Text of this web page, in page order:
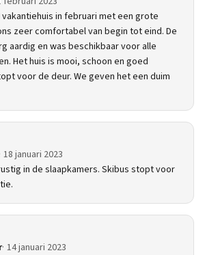
in februari met een grote
zeer comfortabel van begin tot eind. De
aardig en was beschikbaar voor alle
Het huis is mooi, schoon en goed
voor de deur. We geven het een duim
18 januari 2023
in de slaapkamers. Skibus stopt voor
14 januari 2023